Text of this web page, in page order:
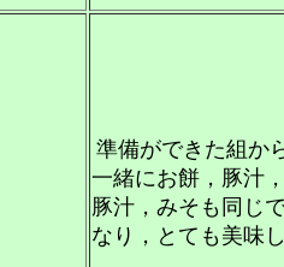
準備ができた組か
一緒にお餅，豚汁
豚汁，みそも同じ
なり，とても美味